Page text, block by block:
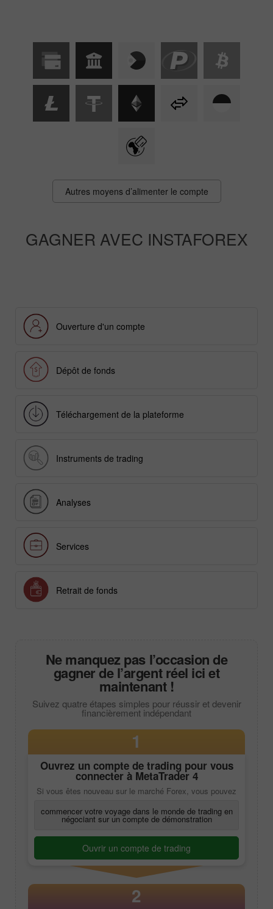
Autres moyens d’alimenter le compte
GAGNER AVEC INSTAFOREX
Ouverture d'un compte
Dépôt de fonds
Téléchargement de la plateforme
Instruments de trading
Analyses
Services
Retrait de fonds
Ne manquez pas l’occasion de
gagner de l’argent réel ici et
maintenant !
Suivez quatre étapes simples pour réussir et devenir
financièrement indépendant
1
Ouvrez un compte de trading pour vous
connecter à MetaTrader 4
Si vous êtes nouveau sur le marché Forex, vous pouvez
commencer votre voyage dans le monde de trading en
négociant sur un compte de démonstration
Ouvrir un compte de trading
2